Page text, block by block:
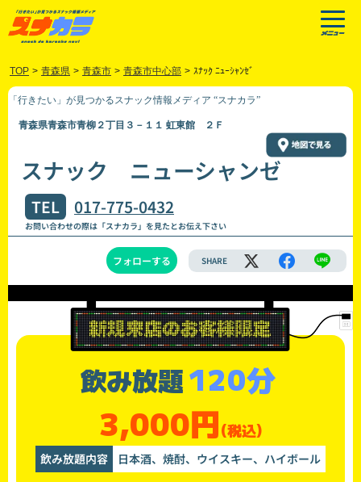
TOP > 青森県 > 青森市 > 青森市中心部 > ｽﾅｯｸ ﾆｭｰｼｬﾝｾﾞ
「行きたい」が見つかるスナック情報メディア “スナカラ”
青森県青森市青柳２丁目３－１１ 虹東館 ２Ｆ
スナック ニューシャンゼ
TEL 017-775-0432
お問い合わせの際は「スナカラ」を見たとお伝え下さい
フォローする SHARE
飲み放題120分
3,000円(税込)
飲み放題内容 日本酒、焼酎、ウイスキー、ハイボール